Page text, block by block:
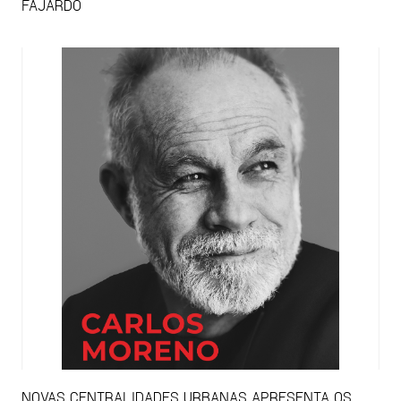
FAJARDO
NOVAS CENTRALIDADES URBANAS APRESENTA OS